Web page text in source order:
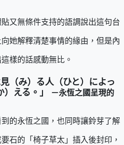
又無條件支持的語調說出這句台
她解釋清楚事情的緣由，但是內
樣的話感動無比。
（み）る人（ひと）によっ
える。」
－永恆之國呈現的
的永恆之國，也同時讓鈴芽了解
石的「椅子草太」插入後封印，